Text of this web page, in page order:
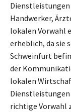
Dienstleistungen
Handwerker,
lokalen Vorwahl
erheblich, da sie
Schweinfurt
der
lokalen
Dienstleistungen
richtige Vorwahl